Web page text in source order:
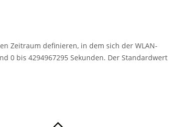
Zeitraum definieren, in dem sich der WLAN-
0 bis 4294967295 Sekunden. Der Standardwert